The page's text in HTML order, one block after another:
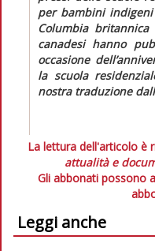
per bambini
Columbia
canadesi hanno
occasione
la scuola
nostra traduzione
La lettura dell'articolo è
attualità e
Gli abbonati possono
Leggi anche